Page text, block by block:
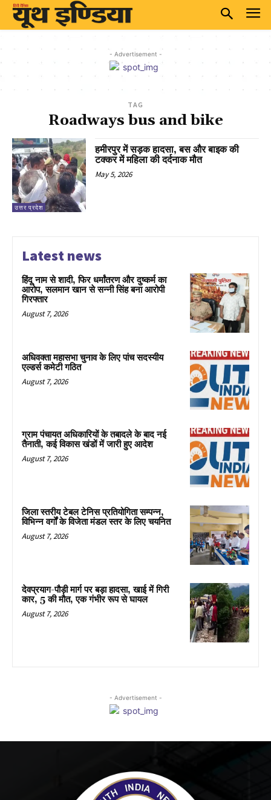
- Advertisement -
TAG
Roadways bus and bike
उत्तर प्रदेश
हमीरपुर में सड़क हादसा, बस और बाइक की
टक्कर में महिला की दर्दनाक मौत
May 5, 2026
Latest news
हिंदू नाम से शादी, फिर धर्मांतरण और दुष्कर्म का
आरोप, सलमान खान से सन्नी सिंह बना आरोपी
गिरफ्तार
August 7, 2026
अधिवक्ता महासभा चुनाव के लिए पांच सदस्यीय
एल्डर्स कमेटी गठित
August 7, 2026
ग्राम पंचायत अधिकारियों के तबादले के बाद नई
तैनाती, कई विकास खंडों में जारी हुए आदेश
August 7, 2026
जिला स्तरीय टेबल टेनिस प्रतियोगिता सम्पन्न,
विभिन्न वर्गों के विजेता मंडल स्तर के लिए चयनित
August 7, 2026
देवप्रयाग-पौड़ी मार्ग पर बड़ा हादसा, खाई में गिरी
कार, 5 की मौत, एक गंभीर रूप से घायल
August 7, 2026
- Advertisement -